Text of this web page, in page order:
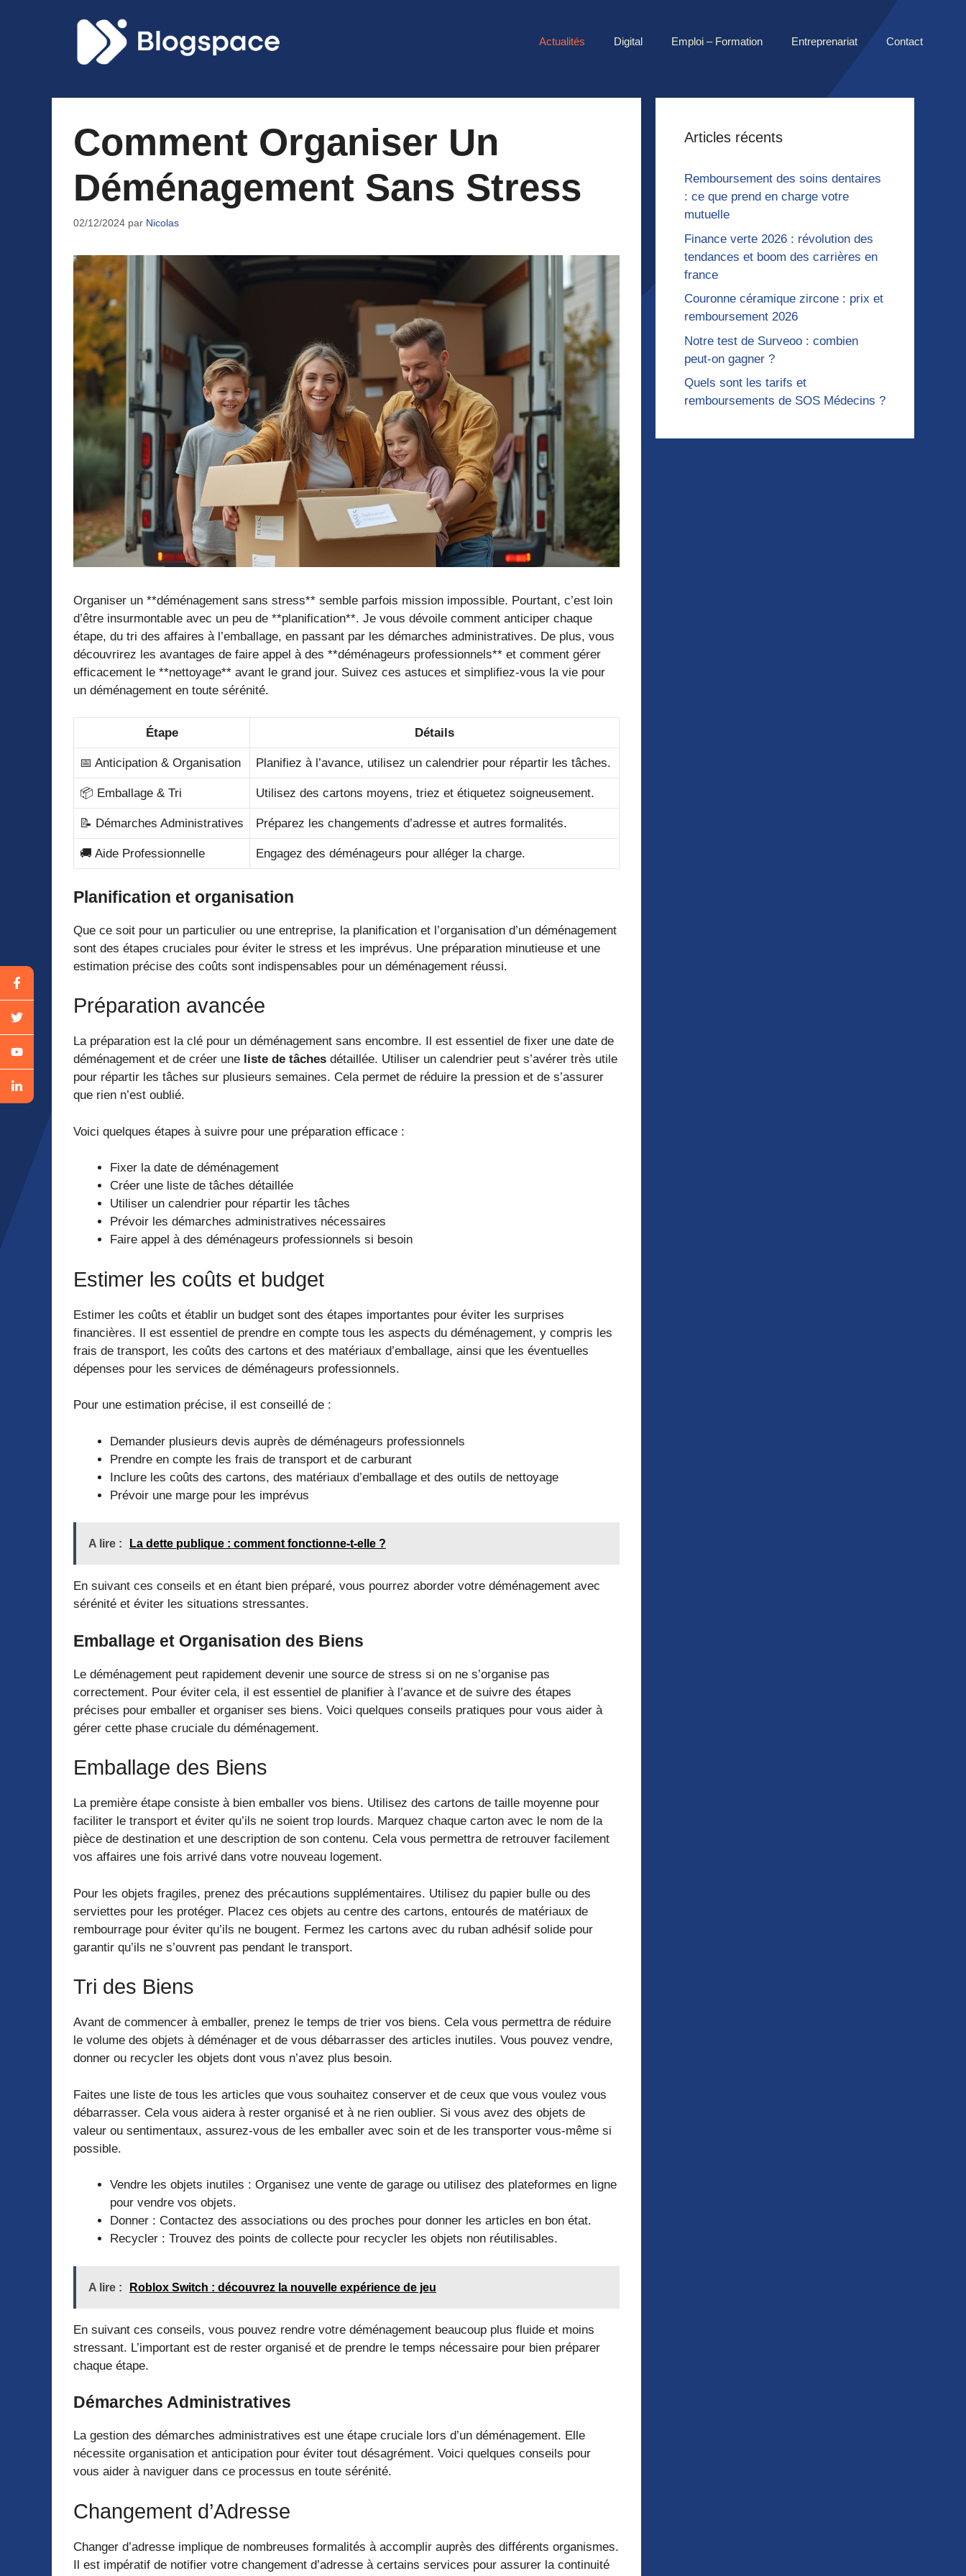
Actualités Digital Emploi – Formation Entreprenariat Contact
Comment Organiser Un
Déménagement Sans Stress
02/12/2024 par Nicolas
Organiser un **déménagement sans stress** semble parfois mission impossible. Pourtant, c’est loin
d’être insurmontable avec un peu de **planification**. Je vous dévoile comment anticiper chaque
étape, du tri des affaires à l’emballage, en passant par les démarches administratives. De plus, vous
découvrirez les avantages de faire appel à des **déménageurs professionnels** et comment gérer
efficacement le **nettoyage** avant le grand jour. Suivez ces astuces et simplifiez-vous la vie pour
un déménagement en toute sérénité.
Étape Détails
📅 Anticipation & Organisation Planifiez à l’avance, utilisez un calendrier pour répartir les tâches.
📦 Emballage & Tri Utilisez des cartons moyens, triez et étiquetez soigneusement.
📝 Démarches Administratives Préparez les changements d’adresse et autres formalités.
🚚 Aide Professionnelle Engagez des déménageurs pour alléger la charge.
Planification et organisation
Que ce soit pour un particulier ou une entreprise, la planification et l’organisation d’un déménagement
sont des étapes cruciales pour éviter le stress et les imprévus. Une préparation minutieuse et une
estimation précise des coûts sont indispensables pour un déménagement réussi.
Préparation avancée
La préparation est la clé pour un déménagement sans encombre. Il est essentiel de fixer une date de
déménagement et de créer une liste de tâches détaillée. Utiliser un calendrier peut s’avérer très utile
pour répartir les tâches sur plusieurs semaines. Cela permet de réduire la pression et de s’assurer
que rien n’est oublié.
Voici quelques étapes à suivre pour une préparation efficace :
Fixer la date de déménagement
Créer une liste de tâches détaillée
Utiliser un calendrier pour répartir les tâches
Prévoir les démarches administratives nécessaires
Faire appel à des déménageurs professionnels si besoin
Estimer les coûts et budget
Estimer les coûts et établir un budget sont des étapes importantes pour éviter les surprises
financières. Il est essentiel de prendre en compte tous les aspects du déménagement, y compris les
frais de transport, les coûts des cartons et des matériaux d’emballage, ainsi que les éventuelles
dépenses pour les services de déménageurs professionnels.
Pour une estimation précise, il est conseillé de :
Demander plusieurs devis auprès de déménageurs professionnels
Prendre en compte les frais de transport et de carburant
Inclure les coûts des cartons, des matériaux d’emballage et des outils de nettoyage
Prévoir une marge pour les imprévus
A lire : La dette publique : comment fonctionne-t-elle ?
En suivant ces conseils et en étant bien préparé, vous pourrez aborder votre déménagement avec
sérénité et éviter les situations stressantes.
Emballage et Organisation des Biens
Le déménagement peut rapidement devenir une source de stress si on ne s’organise pas
correctement. Pour éviter cela, il est essentiel de planifier à l’avance et de suivre des étapes
précises pour emballer et organiser ses biens. Voici quelques conseils pratiques pour vous aider à
gérer cette phase cruciale du déménagement.
Emballage des Biens
La première étape consiste à bien emballer vos biens. Utilisez des cartons de taille moyenne pour
faciliter le transport et éviter qu’ils ne soient trop lourds. Marquez chaque carton avec le nom de la
pièce de destination et une description de son contenu. Cela vous permettra de retrouver facilement
vos affaires une fois arrivé dans votre nouveau logement.
Pour les objets fragiles, prenez des précautions supplémentaires. Utilisez du papier bulle ou des
serviettes pour les protéger. Placez ces objets au centre des cartons, entourés de matériaux de
rembourrage pour éviter qu’ils ne bougent. Fermez les cartons avec du ruban adhésif solide pour
garantir qu’ils ne s’ouvrent pas pendant le transport.
Tri des Biens
Avant de commencer à emballer, prenez le temps de trier vos biens. Cela vous permettra de réduire
le volume des objets à déménager et de vous débarrasser des articles inutiles. Vous pouvez vendre,
donner ou recycler les objets dont vous n’avez plus besoin.
Faites une liste de tous les articles que vous souhaitez conserver et de ceux que vous voulez vous
débarrasser. Cela vous aidera à rester organisé et à ne rien oublier. Si vous avez des objets de
valeur ou sentimentaux, assurez-vous de les emballer avec soin et de les transporter vous-même si
possible.
Vendre les objets inutiles : Organisez une vente de garage ou utilisez des plateformes en ligne
pour vendre vos objets.
Donner : Contactez des associations ou des proches pour donner les articles en bon état.
Recycler : Trouvez des points de collecte pour recycler les objets non réutilisables.
A lire : Roblox Switch : découvrez la nouvelle expérience de jeu
En suivant ces conseils, vous pouvez rendre votre déménagement beaucoup plus fluide et moins
stressant. L’important est de rester organisé et de prendre le temps nécessaire pour bien préparer
chaque étape.
Démarches Administratives
La gestion des démarches administratives est une étape cruciale lors d’un déménagement. Elle
nécessite organisation et anticipation pour éviter tout désagrément. Voici quelques conseils pour
vous aider à naviguer dans ce processus en toute sérénité.
Changement d’Adresse
Changer d’adresse implique de nombreuses formalités à accomplir auprès des différents organismes.
Il est impératif de notifier votre changement d’adresse à certains services pour assurer la continuité
Articles récents
Remboursement des soins dentaires
: ce que prend en charge votre
mutuelle
Finance verte 2026 : révolution des
tendances et boom des carrières en
france
Couronne céramique zircone : prix et
remboursement 2026
Notre test de Surveoo : combien
peut-on gagner ?
Quels sont les tarifs et
remboursements de SOS Médecins ?